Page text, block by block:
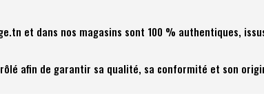
et dans nos magasins sont 100 % authentiques,
afin de garantir sa qualité, sa conformité et son